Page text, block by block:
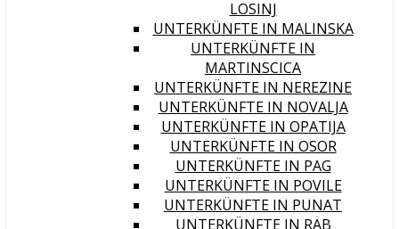
LOSINJ
UNTERKÜNFTE IN MALINSKA
UNTERKÜNFTE IN
MARTINSCICA
UNTERKÜNFTE IN NEREZINE
UNTERKÜNFTE IN NOVALJA
UNTERKÜNFTE IN OPATIJA
UNTERKÜNFTE IN OSOR
UNTERKÜNFTE IN PAG
UNTERKÜNFTE IN POVILE
UNTERKÜNFTE IN PUNAT
UNTERKÜNFTE IN RAB